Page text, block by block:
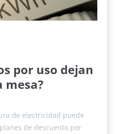
por uso dejan
mesa?
de electricidad puede
de descuento por